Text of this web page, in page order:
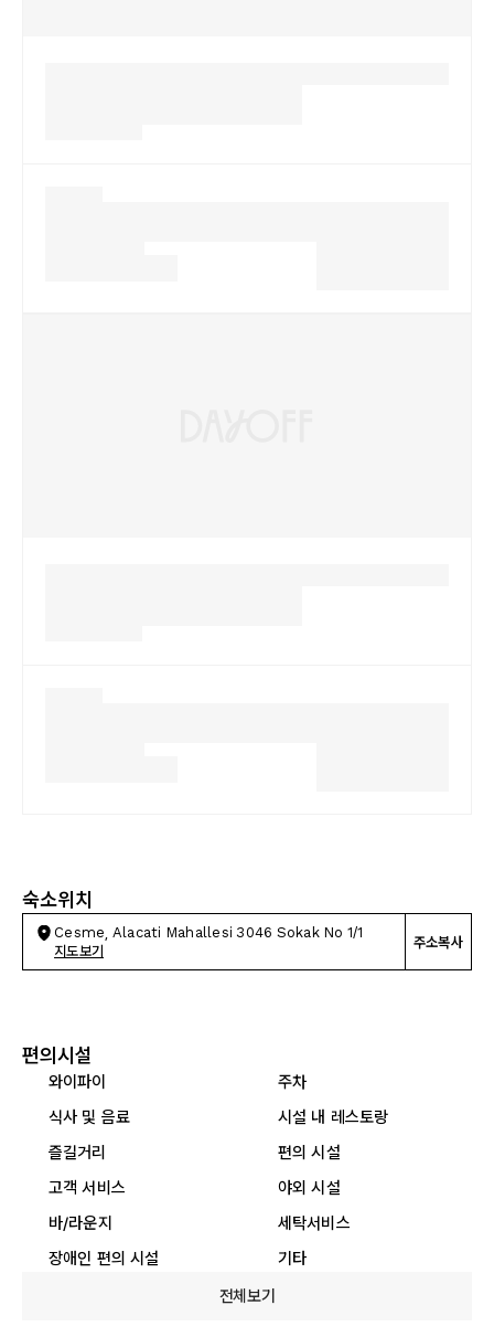
숙소위치
Cesme, Alacati Mahallesi 3046 Sokak No 1/1
지도보기
주소복사
편의시설
와이파이
주차
식사 및 음료
시설 내 레스토랑
즐길거리
편의 시설
고객 서비스
야외 시설
바/라운지
세탁서비스
장애인 편의 시설
기타
전체보기